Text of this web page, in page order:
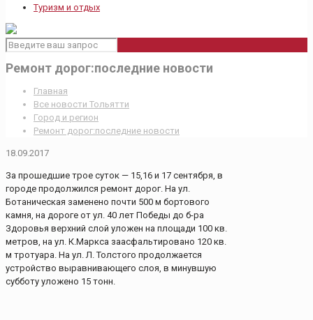
Туризм и отдых
Ремонт дорог:последние новости
Главная
Все новости Тольятти
Город и регион
Ремонт дорог:последние новости
18.09.2017
За прошедшие трое суток — 15,16 и 17 сентября, в
городе продолжился ремонт дорог. На ул.
Ботаническая заменено почти 500 м бортового
камня, на дороге от ул. 40 лет Победы до б-ра
Здоровья верхний слой уложен на площади 100 кв.
метров, на ул. К.Маркса заасфальтировано 120 кв.
м тротуара. На ул. Л. Толстого продолжается
устройство выравнивающего слоя, в минувшую
субботу уложено 15 тонн.